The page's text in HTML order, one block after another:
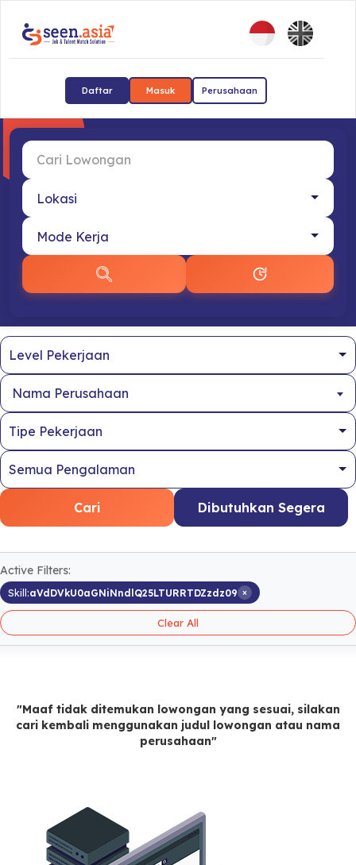
Daftar Masuk Perusahaan
Nama Perusahaan
Cari Dibutuhkan Segera
Active Filters:
Skill:aVdDVkU0aGNiNndlQ25LTURRTDZzdz09 ×
Clear All
"Maaf tidak ditemukan lowongan yang sesuai, silakan
cari kembali menggunakan judul lowongan atau nama
perusahaan"